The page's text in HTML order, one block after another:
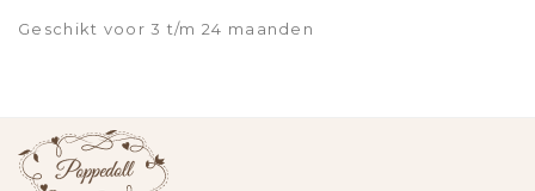
Geschikt voor 3 t/m 24 maanden